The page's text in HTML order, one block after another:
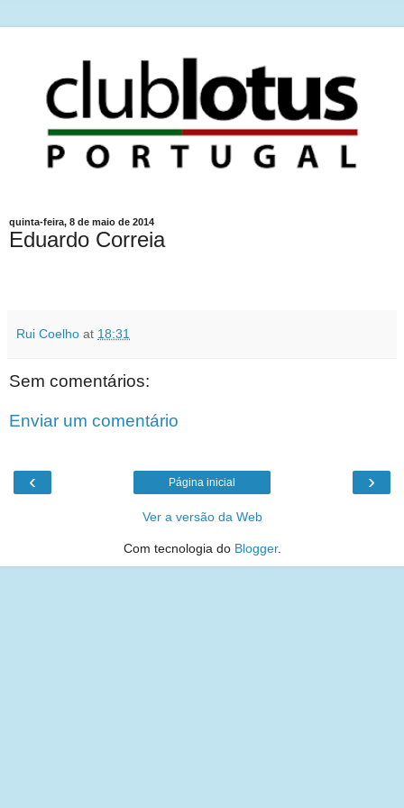
quinta-feira, 8 de maio de 2014
Eduardo Correia
Rui Coelho at 18:31
Sem comentários:
Enviar um comentário
‹ ›
Página inicial
Ver a versão da Web
Com tecnologia do Blogger.